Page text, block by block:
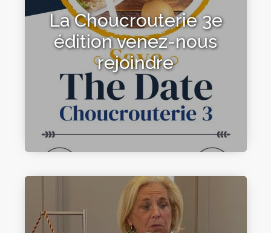
La Choucrouterie 3e
édition venez-nous
rejoindre